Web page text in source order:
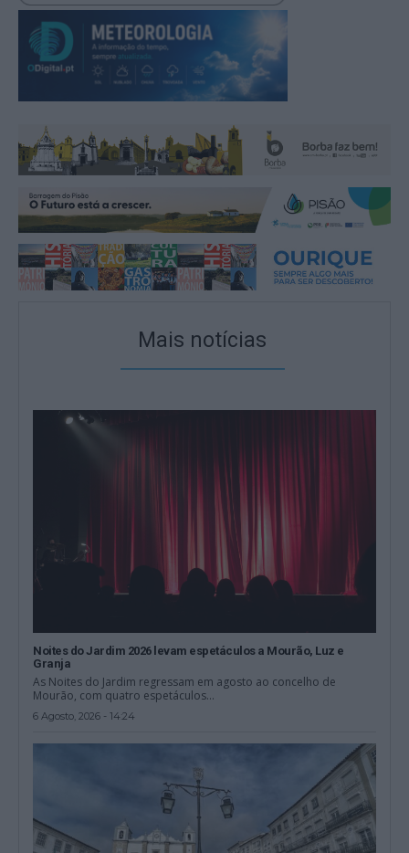
Mais notícias
Noites do Jardim 2026 levam espetáculos a Mourão, Luz e
Granja
As Noites do Jardim regressam em agosto ao concelho de
Mourão, com quatro espetáculos...
6 Agosto, 2026 - 14:24